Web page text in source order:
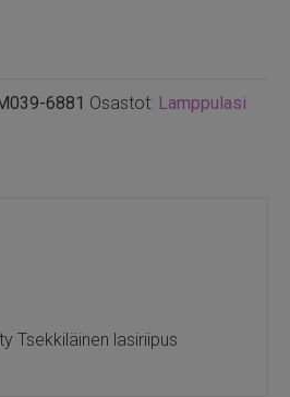
6881 Osastot: Lamppulasi
Tsekkiläinen lasiriipus